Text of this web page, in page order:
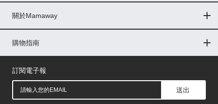
印尼
馬來西亞
關於Mamaway
門市據點
最新消息
品牌故事
人力招募
媒體花絮
隱私權聲明
CSR企業社會責任
購物指南
購物常見問題
退換貨問題
儲值金使用條款
購買儲值金
發票問題
會員權益
線上留言
吸乳器-免費體驗
訂閱電子報
送出